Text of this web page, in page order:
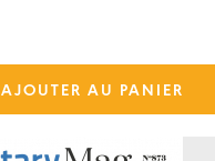
AJOUTER AU PANIER